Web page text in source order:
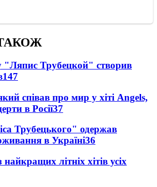
"Ляпис Трубецкой" створив
147
співав про мир у хіті Angels,
в Росії37
Трубецького" одержав
в Україні36
літніх хітів усіх